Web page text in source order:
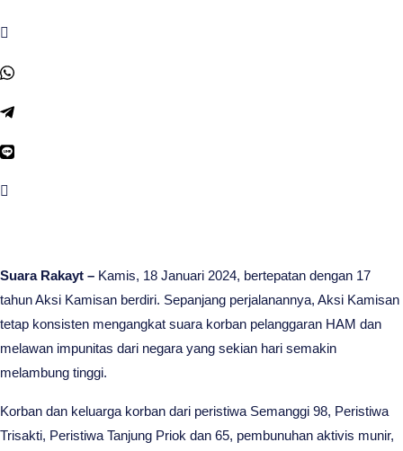
Suara Rakayt – Kamis, 18 Januari 2024, bertepatan dengan 17
tahun Aksi Kamisan berdiri. Sepanjang perjalanannya, Aksi Kamisan
tetap konsisten mengangkat suara korban pelanggaran HAM dan
melawan impunitas dari negara yang sekian hari semakin
melambung tinggi.
Korban dan keluarga korban dari peristiwa Semanggi 98, Peristiwa
Trisakti, Peristiwa Tanjung Priok dan 65, pembunuhan aktivis munir,